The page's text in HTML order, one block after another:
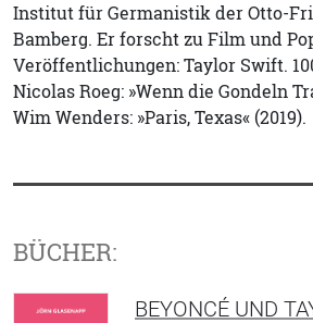
Institut für Germanistik der Otto-
Bamberg. Er forscht zu Film und
Veröffentlichungen: Taylor Swift.
Nicolas Roeg: »Wenn die Gondeln
Wim Wenders: »Paris, Texas« (2019).
BÜCHER:
BEYONCÉ UND